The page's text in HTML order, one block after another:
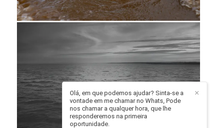
✕
Olá, em que podemos ajudar? Sinta-se a
vontade em me chamar no Whats, Pode
nos chamar a qualquer hora, que lhe
responderemos na primeira
oportunidade.